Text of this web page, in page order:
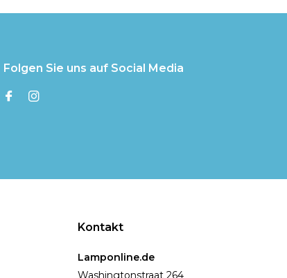
Folgen Sie uns auf Social Media
Kontakt
Lamponline.de
Washingtonstraat 264